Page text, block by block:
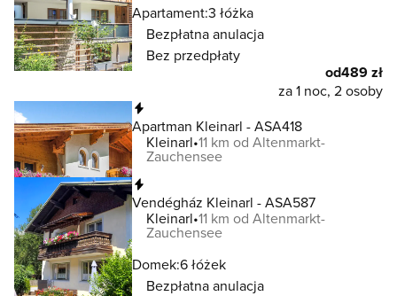
Apartament:3 łóżka
Bezpłatna anulacja
Bez przedpłaty
od489 zł
za 1 noc, 2 osoby
Apartman Kleinarl - ASA418
Kleinarl 11 km od Altenmarkt-
Zauchensee
Vendégház Kleinarl - ASA587
Kleinarl 11 km od Altenmarkt-
Zauchensee
Domek:6 łóżek
Bezpłatna anulacja